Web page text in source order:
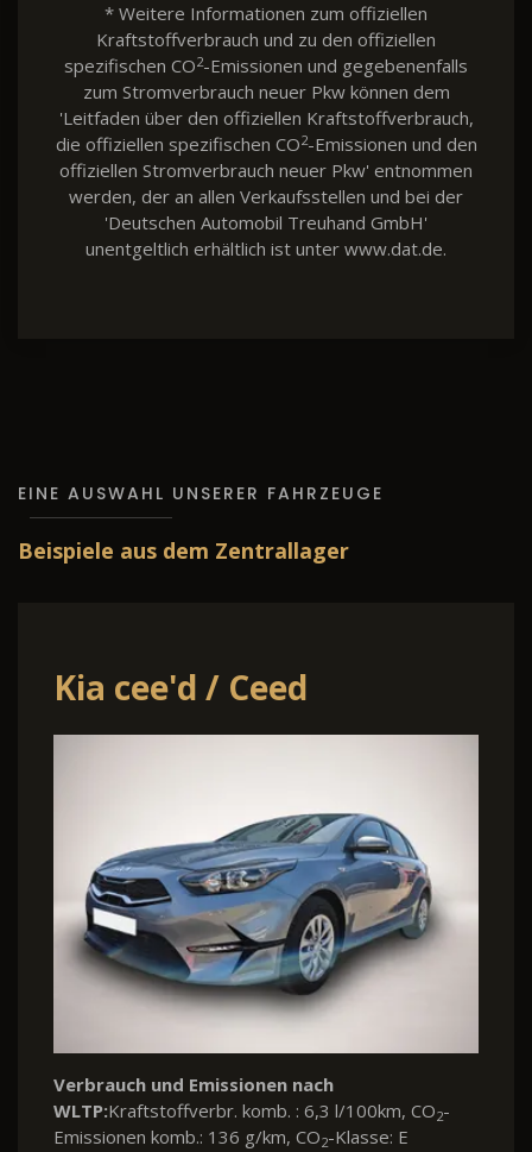
* Weitere Informationen zum offiziellen
Kraftstoffverbrauch und zu den offiziellen
spezifischen CO2-Emissionen und gegebenenfalls
zum Stromverbrauch neuer Pkw können dem
'Leitfaden über den offiziellen Kraftstoffverbrauch,
die offiziellen spezifischen CO2-Emissionen und den
offiziellen Stromverbrauch neuer Pkw' entnommen
werden, der an allen Verkaufsstellen und bei der
'Deutschen Automobil Treuhand GmbH'
unentgeltlich erhältlich ist unter www.dat.de.
EINE AUSWAHL UNSERER FAHRZEUGE
Beispiele aus dem Zentrallager
cee'd / Ceed
und Emissionen nach
Kraftstoffverbr. komb. : 6,3 l/100km, CO2 -
komb.: 136 g/km, CO2-Klasse: E